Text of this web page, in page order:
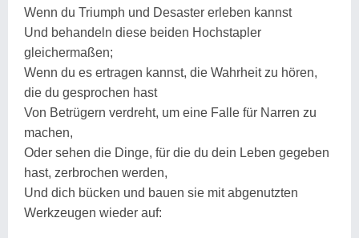
Wenn du Triumph und Desaster erleben kannst
Und behandeln diese beiden Hochstapler
gleichermaßen;
Wenn du es ertragen kannst, die Wahrheit zu hören,
die du gesprochen hast
Von Betrügern verdreht, um eine Falle für Narren zu
machen,
Oder sehen die Dinge, für die du dein Leben gegeben
hast, zerbrochen werden,
Und dich bücken und bauen sie mit abgenutzten
Werkzeugen wieder auf: